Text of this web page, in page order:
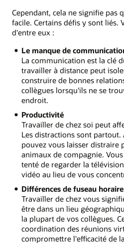
Cependant, cela ne signifie pas
facile. Certains défis y sont liés.
d'entre eux :
Le manque de
La communication est la clé
travailler à distance peut
construire de bonnes
collègues lorsqu'ils ne se
endroit.
Productivité
Travailler de chez soi peut
Les distractions sont partout.
pouvez vous laisser distraire
animaux de compagnie.
tenté de regarder la
vidéo au lieu de vous
Différences de fuseau horaire
Travailler de chez vous
être dans un lieu
la plupart de vos collègues.
coordination des réunions
compromettre l'efficacité de